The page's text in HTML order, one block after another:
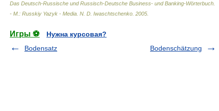
Das Deutsch-Russische und Russisch-Deutsche Business- und Banking-Wörterbuch.
- М.: Russkiy Yazyk - Media N. D. Iwaschtschenko 2005
Игры ⚽
Нужна курсовая?
Bodensatz
Bodenschätzung